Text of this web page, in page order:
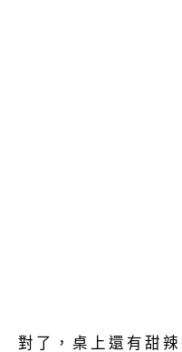
對了，桌上還有甜